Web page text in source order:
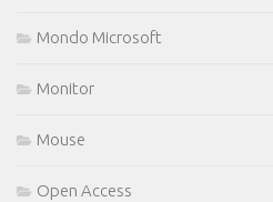
Mondo Microsoft
Monitor
Mouse
Open Access